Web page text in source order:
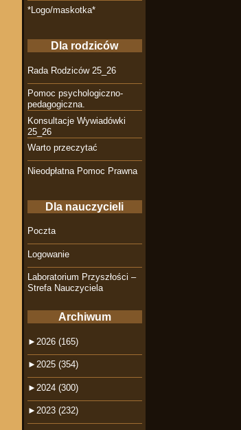
*Logo/maskotka*
Dla rodziców
Rada Rodziców 25_26
Pomoc psychologiczno-
pedagogiczna.
Konsultacje Wywiadówki
25_26
Warto przeczytać
Nieodpłatna Pomoc Prawna
Dla nauczycieli
Poczta
Logowanie
Laboratorium Przyszłości –
Strefa Nauczyciela
Archiwum
► 2026 (165)
► 2025 (354)
► 2024 (300)
► 2023 (232)